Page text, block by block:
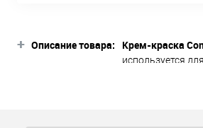
+ Описание товара: Крем-краска
используется